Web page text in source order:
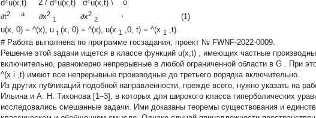
d u(x,t) 2 / d u(x,t) d u(x,t) \
о
∂t2 a ∂x2
1 ∂x2
2
(1)
u(x, 0) = ^(x), u t (x, 0) = ^(x), u(x 1 ,0, t) = ^(x 1
,t).
# Работа выполнена по программе госзадания, проект № FWNF-2022-0009.
Решение этой задачи ищется в классе функций u(x,t) , имеющих частные
включительно, равномерно непрерывные в любой ограниченной области в G . При
^(x i ,t) имеют все непрерывные производные до третьего порядка включительно.
Из других публикаций подобной направленности, прежде всего, нужно указать на
Ильина и А. Н. Тихонова [1–3], в которых для широкого класса гиперболических
исследовались смешанные задачи. Ими доказаны теоремы существования и